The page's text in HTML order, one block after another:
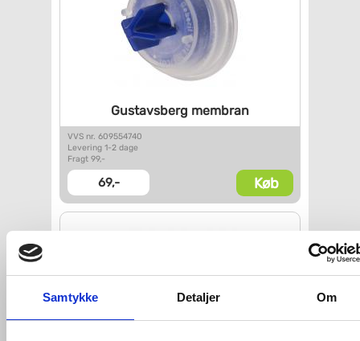
Samtykke Detaljer Om
Gustavsberg membran
VVS nr. 609554740
Levering 1-2 dage
Fragt 99,-
69,- Køb